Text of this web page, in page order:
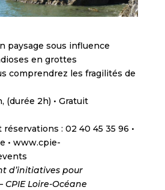
paysage sous influence
en grottes
comprendrez les fragilités de
(durée 2h) • Gratuit
: 02 40 45 35 96 •
• www.cpie-
d’initiatives pour
CPIE Loire-Océane